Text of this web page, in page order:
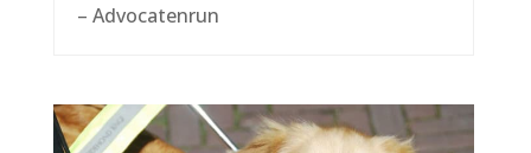
– Advocatenrun